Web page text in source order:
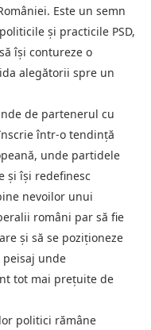
Este un semn
și practicile PSD,
își contureze o
alegătorii spre un
de partenerul cu
într-o tendință
unde partidele
și își redefinesc
nevoilor unui
români par să fie
și să se poziționeze
unde
tot mai prețuite de
politici rămâne